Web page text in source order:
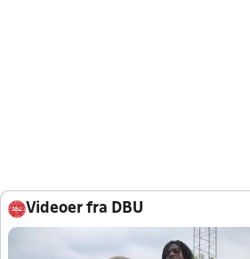
Videoer fra DBU